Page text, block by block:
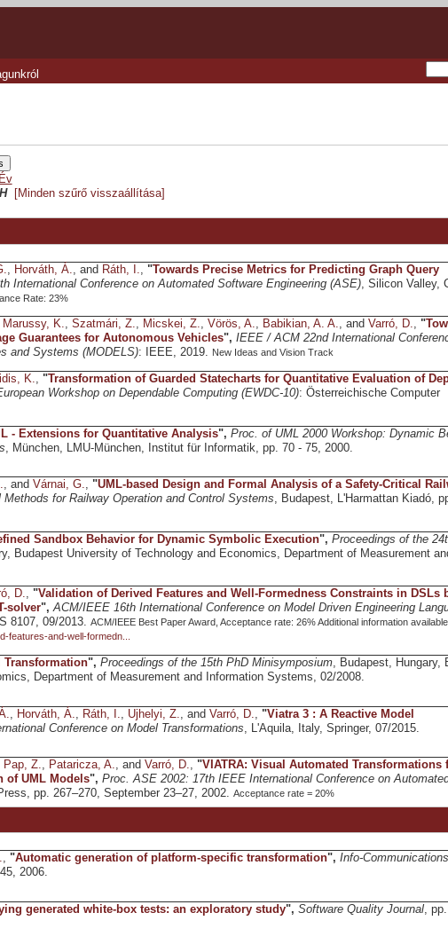
Év
H [Minden szűrő visszaállítása]
Horváth, Á. , and Ráth, I. "Towards Precise Metrics for Predicting Graph Query
International Conference on Automated Software Engineering (ASE), Silicon Valley,
Rate: 23%
Marussy, K., Szatmári, Z., Micskei, Z., Vörös, A., Babikian, A. A., and Varró, D., "
Guarantees for Autonomous Vehicles", IEEE / ACM 22nd International
and Systems (MODELS): IEEE, 2019. New Ideas and Vision Track
K., "Transformation of Guarded Statecharts for Quantitative Evaluation of
Workshop on Dependable Computing (EWDC-10): Österreichische Computer
- Extensions for Quantitative Analysis", Proc. of UML 2000 Workshop: Dynamic
, München, LMU-München, Institut für Informatik, pp. 70 - 75, 2000.
, and Várnai, G., "UML-based Design and Formal Analysis of a Safety-Critical
Methods for Railway Operation and Control Systems, Budapest, L'Harmattan Kiadó,
Sandbox Behavior for Dynamic Symbolic Execution", Proceedings of the
Budapest University of Technology and Economics, Department of Measurement
D., "Validation of Derived Features and Well-Formedness Constraints in DSLs
solver",ACM/IEEE 16th International Conference on Model Driven Engineering
8107, 09/2013. ACM/IEEE Best Paper Award, Acceptance rate: 26% Additional information
features-and-well-formedn...
", Proceedings of the 15th PhD Minisymposium, Budapest, Hungary,
Department of Measurement and Information Systems, 02/2008.
Horváth, Á. Ráth, I. Ujhelyi, Z. , and Varró, D. "Viatra 3 : A Reactive Model
Conference on Model Transformations , L'Aquila, Italy, Springer, 07/2015.
Pap, Z., Pataricza, A., and Varró, D., "VIATRA: Visual Automated Transformations
of UML Models", Proc. ASE 2002: 17th IEEE International Conference on
pp. 267–270, September 23–27, 2002. Acceptance rate = 20%
, "Automatic generation of platform-specific transformation", Info-
2006.
generated white-box tests: an exploratory study", Software Quality Journal,